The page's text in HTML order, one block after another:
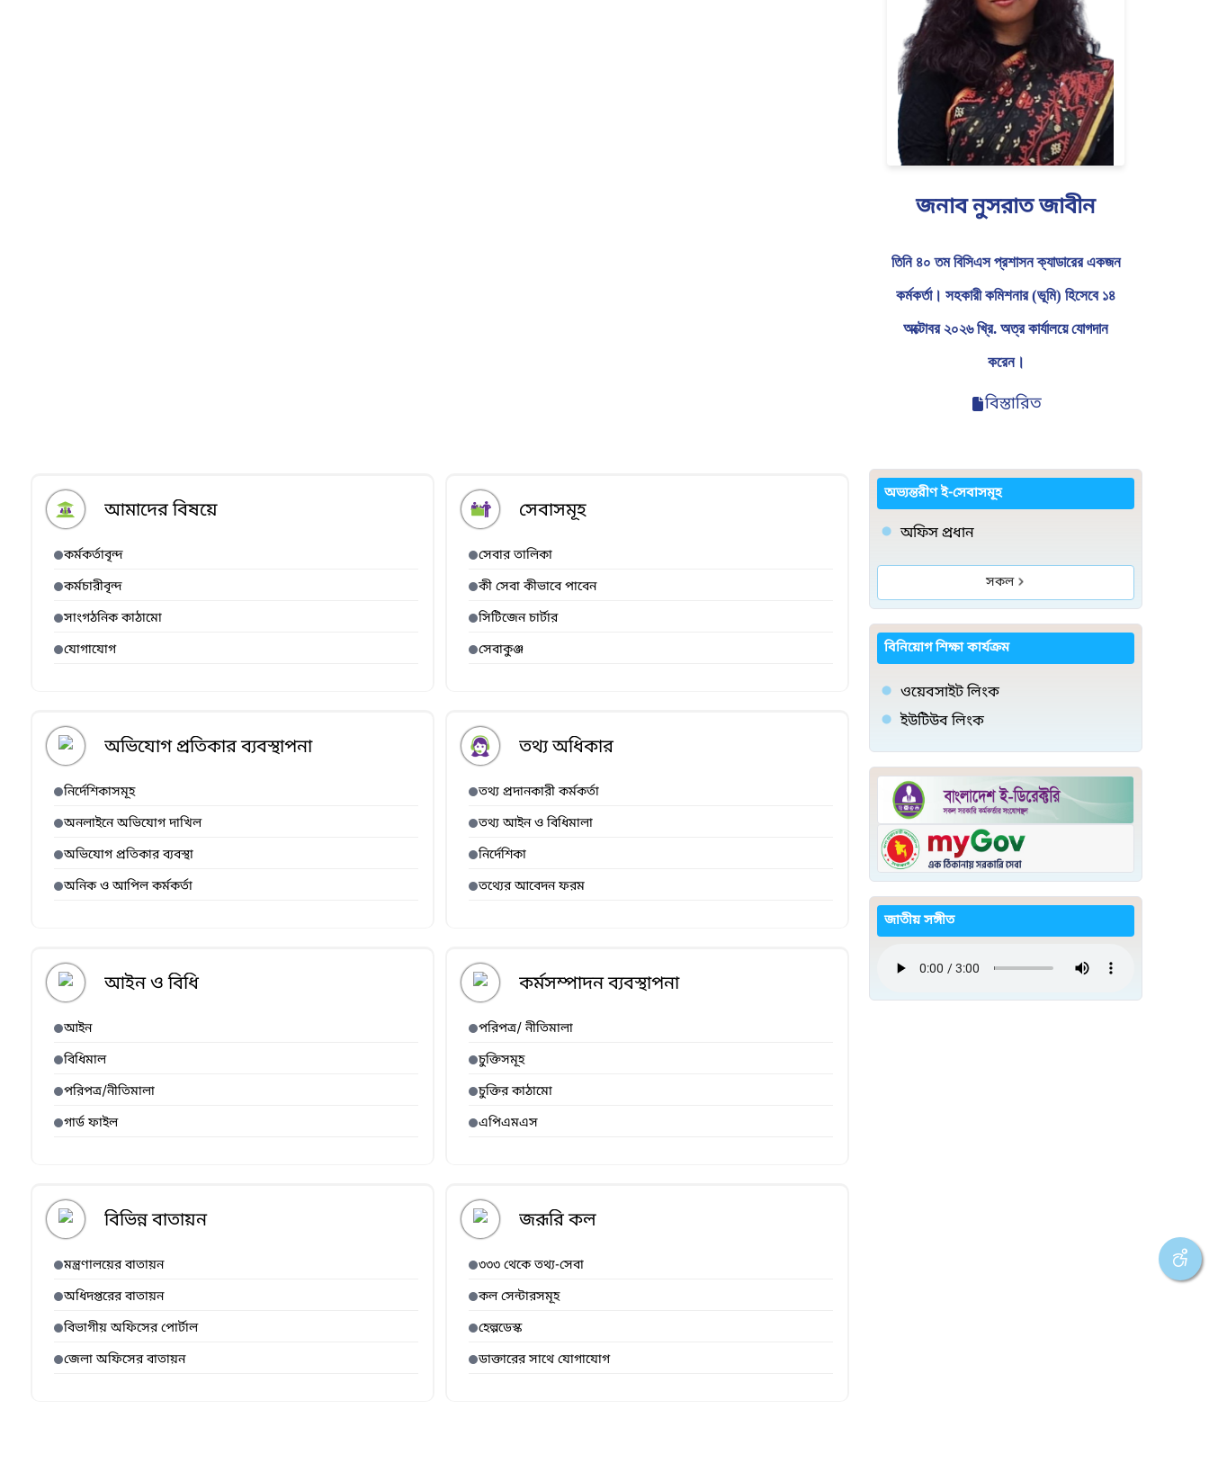
জনাব নুসরাত জাবীন
তিনি ৪০ তম বিসিএস প্রশাসন ক্যাডারের একজন
কর্মকর্তা। সহকারী কমিশনার (ভূমি) হিসেবে ১৪
অক্টোবর ২০২৬ খ্রি. অত্র কার্যালয়ে যোগদান
করেন।
বিস্তারিত
আমাদের বিষয়ে
কর্মকর্তাবৃন্দ
কর্মচারীবৃন্দ
সাংগঠনিক কাঠামো
যোগাযোগ
সেবাসমূহ
সেবার তালিকা
কী সেবা কীভাবে পাবেন
সিটিজেন চার্টার
সেবাকুঞ্জ
অভিযোগ প্রতিকার ব্যবস্থাপনা
নির্দেশিকাসমূহ
অনলাইনে অভিযোগ দাখিল
অভিযোগ প্রতিকার ব্যবস্থা
অনিক ও আপিল কর্মকর্তা
তথ্য অধিকার
তথ্য প্রদানকারী কর্মকর্তা
তথ্য আইন ও বিধিমালা
নির্দেশিকা
তথ্যের আবেদন ফরম
আইন ও বিধি
আইন
বিধিমাল
পরিপত্র/নীতিমালা
গার্ড ফাইল
কর্মসম্পাদন ব্যবস্থাপনা
পরিপত্র/ নীতিমালা
চুক্তিসমূহ
চুক্তির কাঠামো
এপিএমএস
বিভিন্ন বাতায়ন
মন্ত্রণালয়ের বাতায়ন
অধিদপ্তরের বাতায়ন
বিভাগীয় অফিসের পোর্টাল
জেলা অফিসের বাতায়ন
জরূরি কল
৩৩৩ থেকে তথ্য-সেবা
কল সেন্টারসমূহ
হেল্পডেস্ক
ডাক্তারের সাথে যোগাযোগ
অভ্যন্তরীণ ই-সেবাসমূহ
অফিস প্রধান
সকল
বিনিয়োগ শিক্ষা কার্যক্রম
ওয়েবসাইট লিংক
ইউটিউব লিংক
জাতীয় সঙ্গীত